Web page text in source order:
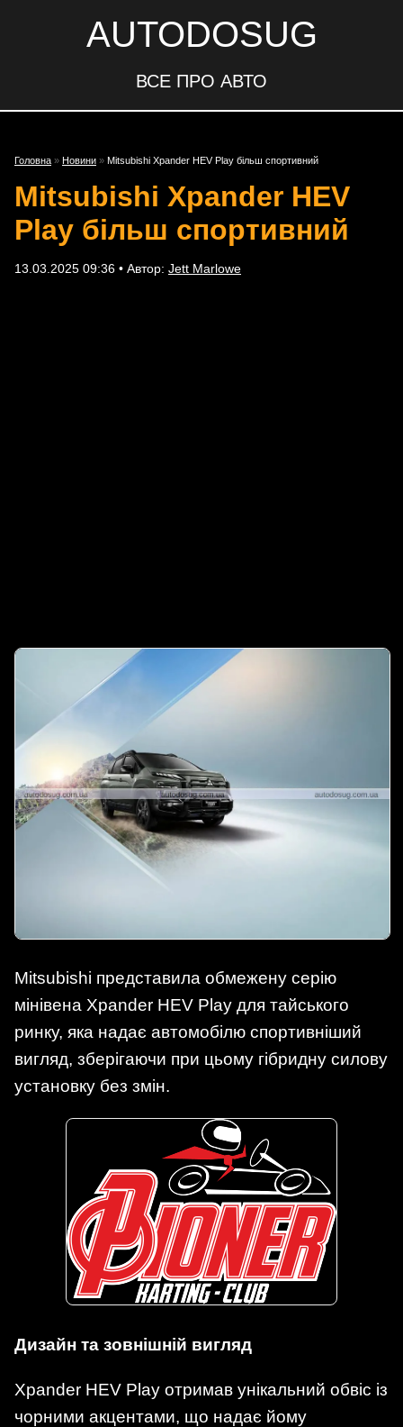
AUTODOSUG
ВСЕ ПРО АВТО
Головна » Новини » Mitsubishi Xpander HEV Play більш спортивний
Mitsubishi Xpander HEV
Play більш спортивний
13.03.2025 09:36 • Автор: Jett Marlowe
Mitsubishi представила обмежену серію
мінівена Xpander HEV Play для тайського
ринку, яка надає автомобілю спортивніший
вигляд, зберігаючи при цьому гібридну силову
установку без змін.
Дизайн та зовнішній вигляд
Xpander HEV Play отримав унікальний обвіс із
чорними акцентами, що надає йому